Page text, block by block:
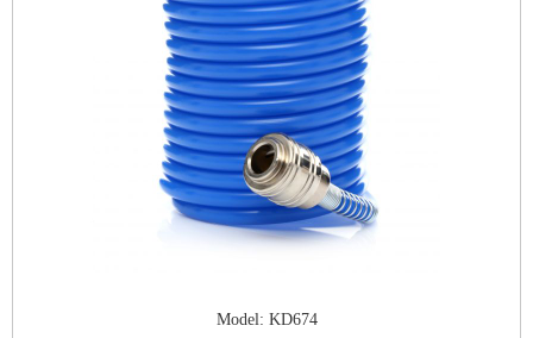
Model: KD674